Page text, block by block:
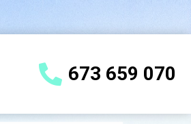
673 659 070